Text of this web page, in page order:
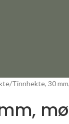
Tinnhekte, 30